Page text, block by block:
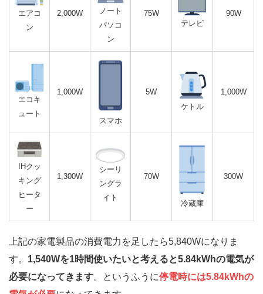
エアコ
ン
2,000W
ノート
パソコ
ン
75W
テレビ
90W
エコキ
ュート
1,000W
スマホ
5W
ケトル
1,000W
IHクッ
キング
ヒータ
ー
1,300W
シーリ
ングラ
イト
70W
冷蔵庫
300W
上記の家電製品の消費電力を足したら5,840Wになりま
す。 1,540Wを1時間使いたいと考えると5.84kWhの電気が
必要になってきます。というふうに停電時には5.84kWhの